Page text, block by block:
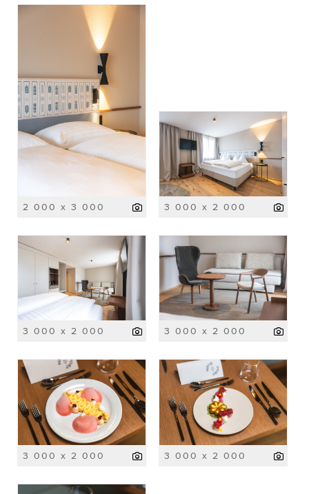
2 000 x 3 000 3 000 x 2 000
3 000 x 2 000 3 000 x 2 000
3 000 x 2 000 3 000 x 2 000